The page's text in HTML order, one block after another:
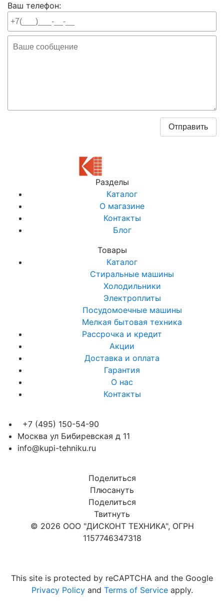
Ваш телефон:
Разделы
Каталог
О магазине
Контакты
Блог
Товары
Каталог
Стиральные машины
Холодильники
Электроплиты
Посудомоечные машины
Мелкая бытовая техника
Рассрочка и кредит
Акции
Доставка и оплата
Гарантия
О нас
Контакты
+7 (495) 150-54-90
Москва ул Бибиревская д 11
info@kupi-tehniku.ru
Поделиться
Плюсануть
Поделиться
Твитнуть
© 2026 ООО "ДИСКОНТ ТЕХНИКА", ОГРН
1157746347318
This site is protected by reCAPTCHA and the Google
Privacy Policyand Terms of Serviceapply.